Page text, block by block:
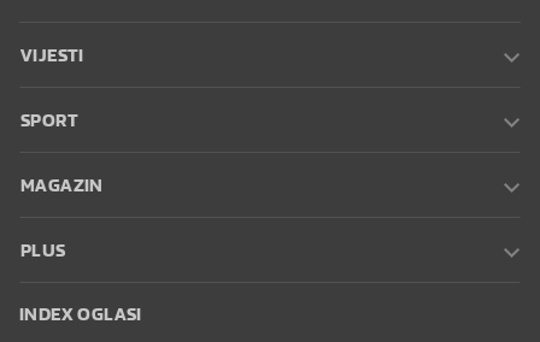
VIJESTI
SPORT
MAGAZIN
PLUS
INDEX OGLASI